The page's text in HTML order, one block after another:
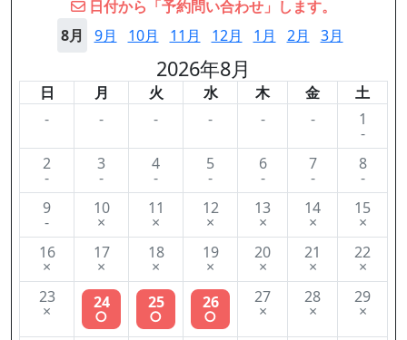
日付から「予約問い合わせ」します。
8月
9月 10月 11月 12月 1月 2月 3月
2026年8月
日 月 火 水 木 金
土
-
- - - - - 1
-
2
-
3
-
4
-
5
-
6
-
7
-
8
-
9
-
10
×
11
×
12
×
13
×
14
×
15
×
16
×
17
×
18
×
19
×
20
×
21
×
22
×
23
× 24
○
25
○
26
○
27
×
28
×
29
×